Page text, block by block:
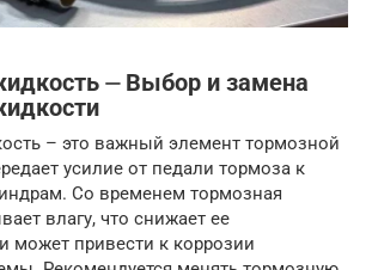
⏤ Выбор и замена
– это важный элемент тормозной
усилие от педали тормоза к
Со временем тормозная
влагу, что снижает ее
может привести к коррозии